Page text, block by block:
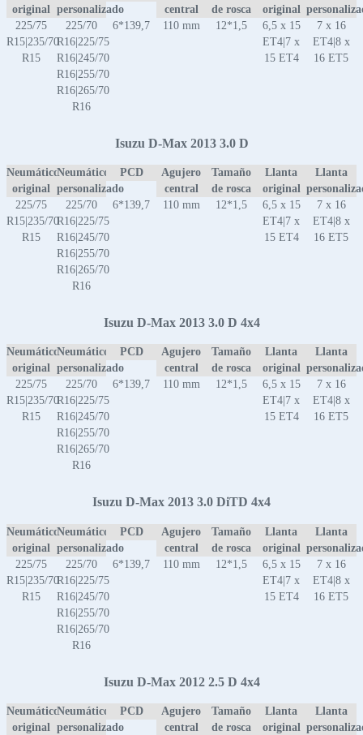
original personalizado
central
de rosca
original
225/75
R15|235/70
R15
225/70
R16|225/75
R16|245/70
R16|255/70
R16|265/70
R16
6*139,7 110 mm 12*1,5
6,5 x 15
ET4|7 x
15 ET4
7 x 16
ET4|8 x
16 ET5
Isuzu D-Max 2013 3.0 D
Neumático
original
Neumático
personalizado
PCD
Agujero
central
Tamaño
de rosca
Llanta
original
Llanta
225/75
R15|235/70
R15
225/70
R16|225/75
R16|245/70
R16|255/70
R16|265/70
R16
6*139,7 110 mm 12*1,5
6,5 x 15
ET4|7 x
15 ET4
7 x 16
ET4|8 x
16 ET5
Isuzu D-Max 2013 3.0 D 4x4
Neumático
original
Neumático
personalizado
PCD
Agujero
central
Tamaño
de rosca
Llanta
original
Llanta
225/75
R15|235/70
R15
225/70
R16|225/75
R16|245/70
R16|255/70
R16|265/70
R16
6*139,7 110 mm 12*1,5
6,5 x 15
ET4|7 x
15 ET4
7 x 16
ET4|8 x
16 ET5
Isuzu D-Max 2013 3.0 DiTD 4x4
Neumático
original
Neumático
personalizado
PCD
Agujero
central
Tamaño
de rosca
Llanta
original
Llanta
225/75
R15|235/70
R15
225/70
R16|225/75
R16|245/70
R16|255/70
R16|265/70
R16
6*139,7 110 mm 12*1,5
6,5 x 15
ET4|7 x
15 ET4
7 x 16
ET4|8 x
16 ET5
Isuzu D-Max 2012 2.5 D 4x4
Neumático
original
Neumático
personalizado
PCD
Agujero
central
Tamaño
de rosca
Llanta
original
Llanta